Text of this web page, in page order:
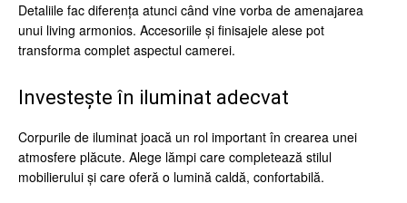
Detaliile fac diferența atunci când vine vorba de amenajarea
unui living armonios. Accesoriile și finisajele alese pot
transforma complet aspectul camerei.
Investește în iluminat adecvat
Corpurile de iluminat joacă un rol important în crearea unei
atmosfere plăcute. Alege lămpi care completează stilul
mobilierului și care oferă o lumină caldă, confortabilă.